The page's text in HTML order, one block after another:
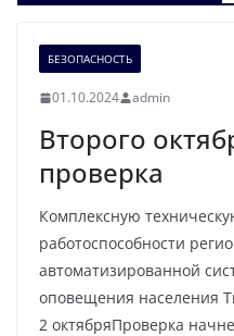
БЕЗОПАСНОСТЬ
01.10.2024 admin
Второго
проверка
Комплексную
работоспособности
автоматизированной
оповещения населения
2 октябряПроверка